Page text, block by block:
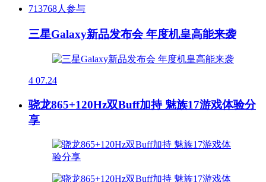
713768人参与
三星Galaxy新品发布会 年度机皇高能来袭
4 07.24
骁龙865+120Hz双Buff加持 魅族17游戏体验分
享